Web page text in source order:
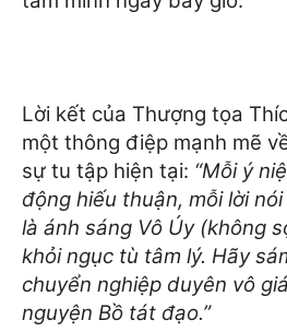
Lời kết của Thượng tọa
một thông điệp mạnh mẽ
sự tu tập hiện tại: “Mỗi ý
động hiếu thuận, mỗi lời
là ánh sáng Vô Úy (không
khỏi ngục tù tâm lý. Hãy
chuyển nghiệp duyên vô
nguyện Bồ tát đạo.”